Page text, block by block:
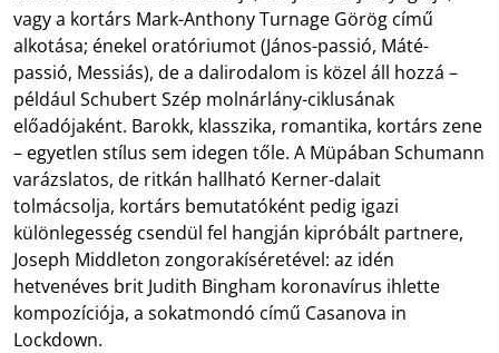
vagy a kortárs Mark-Anthony Turnage Görög című
alkotása; énekel oratóriumot (János-passió, Máté-
passió, Messiás), de a dalirodalom is közel áll hozzá –
például Schubert Szép molnárlány-ciklusának
előadójaként. Barokk, klasszika, romantika, kortárs zene
– egyetlen stílus sem idegen tőle. A Müpában Schumann
varázslatos, de ritkán hallható Kerner-dalait
tolmácsolja, kortárs bemutatóként pedig igazi
különlegesség csendül fel hangján kipróbált partnere,
Joseph Middleton zongorakíséretével: az idén
hetvenéves brit Judith Bingham koronavírus ihlette
kompozíciója, a sokatmondó című Casanova in
Lockdown.